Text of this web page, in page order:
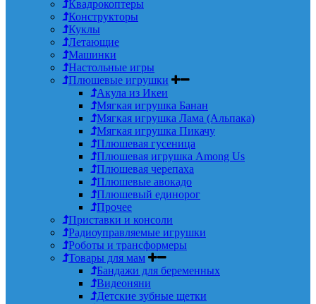
Квадрокоптеры
Конструкторы
Куклы
Летающие
Машинки
Настольные игры
Плюшевые игрушки
Акула из Икеи
Мягкая игрушка Банан
Мягкая игрушка Лама (Альпака)
Мягкая игрушка Пикачу
Плюшевая гусеница
Плюшевая игрушка Among Us
Плюшевая черепаха
Плюшевые авокадо
Плюшевый единорог
Прочее
Приставки и консоли
Радиоуправляемые игрушки
Роботы и трансформеры
Товары для мам
Бандажи для беременных
Видеоняни
Детские зубные щетки